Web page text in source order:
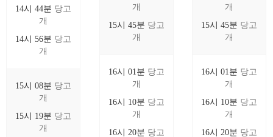
14시 44분 당고
개
14시 56분 당고
개
15시 08분 당고
개
15시 19분 당고
개
개
15시 45분 당고
개
16시 01분 당고
개
16시 10분 당고
개
16시 20분 당고
개
15시 45분 당고
개
16시 01분 당고
개
16시 10분 당고
개
16시 20분 당고